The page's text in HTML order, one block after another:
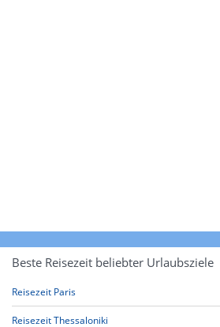
Beste Reisezeit beliebter Urlaubsziele
Reisezeit Paris
Reisezeit Thessaloniki